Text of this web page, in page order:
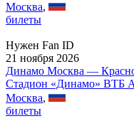
Москва,
билеты
Нужен Fan ID
21 ноября 2026
Динамо Москва —
Стадион «Динамо» ВТБ
Москва,
билеты